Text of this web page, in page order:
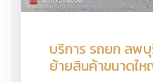
บริการ รถยก ลพ
ย้ายสินค้าขนาดใ